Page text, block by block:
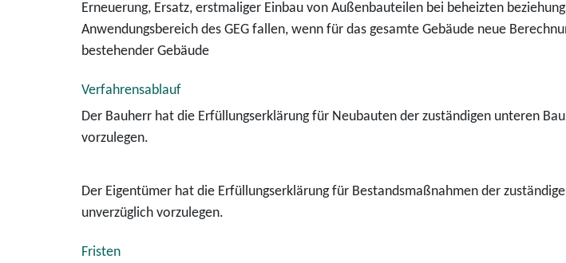
Erneuerung, Ersatz, erstmaliger Einbau von Außenbauteilen bei beheizten
Anwendungsbereich des GEG fallen, wenn für das gesamte Gebäude neue
bestehender Gebäude
Verfahrensablauf
Der Bauherr hat die Erfüllungserklärung für Neubauten der zuständigen unteren
vorzulegen.
Der Eigentümer hat die Erfüllungserklärung für Bestandsmaßnahmen der
unverzüglich vorzulegen.
Fristen